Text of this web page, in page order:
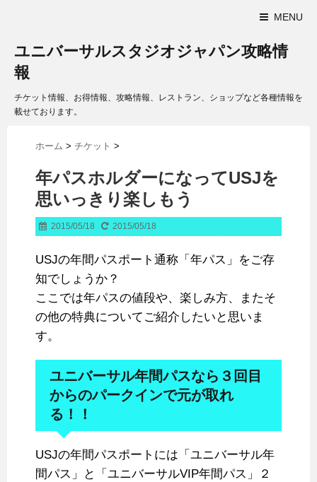
MENU
ユニバーサルスタジオジャパン攻略情
報
チケット情報、お得情報、攻略情報、レストラン、ショップなど各種情報を
載せております。
ホーム > チケット >
年パスホルダーになってUSJを
思いっきり楽しもう
2015/05/18 2015/05/18
USJの年間パスポート通称「年パス」をご存
知でしょうか？
ここでは年パスの値段や、楽しみ方、またそ
の他の特典についてご紹介したいと思いま
す。
ユニバーサル年間パスなら３回目
からのパークインで元が取れ
る！！
USJの年間パスポートには「ユニバーサル年
間パス」と「ユニバーサルVIP年間パス」２